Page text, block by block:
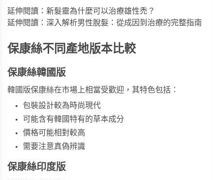
延伸閱讀：新髮靈為什麼可以治療雄性禿？
延伸閱讀：深入解析男性脫髮：從成因到治療的完整指南
保康絲不同產地版本比較
保康絲韓國版
韓國版保康絲在市場上相當受歡迎，其特色包括：
包裝設計較為時尚現代
可能含有韓國特有的草本成分
價格可能相對較高
需要注意真偽辨識
保康絲印度版